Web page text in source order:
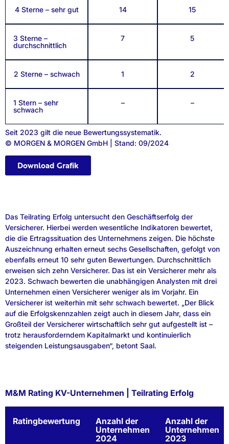
4 Sterne – sehr gut 14 15
3 Sterne –
durchschnittlich
7 5
2 Sterne – schwach 1 2
1 Stern – sehr
schwach
– –
Seit 2023 gilt die neue Bewertungssystematik.
© MORGEN & MORGEN GmbH | Stand: 09/2024
Download Grafik
Das Teilrating Erfolg untersucht den Geschäftserfolg der
Versicherer. Hierbei werden wesentliche Indikatoren bewertet,
die die Ertragssituation des Unternehmens zeigen. Die höchste
Auszeichnung erhalten erneut sechs Gesellschaften, gefolgt von
ebenfalls erneut 10 sehr guten Bewertungen. Durchschnittlich
erweisen sich zehn Versicherer. Das ist ein Versicherer mehr als
2023. Schwach bewerten die unabhängigen Analysten mit drei
Unternehmen einen Versicherer weniger als im Vorjahr. Ein
Versicherer ist weiterhin mit sehr schwach bewertet. „Der Blick
auf die Erfolgskennzahlen zeigt auch in diesem Jahr, dass ein
Großteil der Versicherer wirtschaftlich sehr gut aufgestellt ist –
trotz herausforderndem Kapitalmarkt und kontinuierlich
steigenden Leistungsausgaben“, betont Saal.
M&M Rating KV-Unternehmen | Teilrating Erfolg
Ratingbewertung
Anzahl der
Unternehmen
2024
Anzahl der
Unternehmen
2023